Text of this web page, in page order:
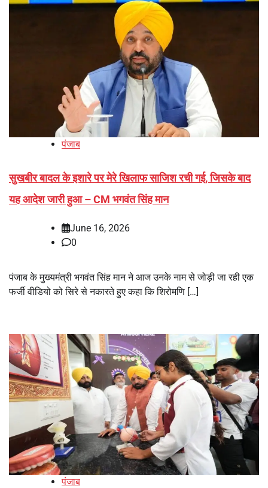
पंजाब
सुखबीर बादल के इशारे पर मेरे खिलाफ साजिश रची गई, जिसके बाद
यह आदेश जारी हुआ – CM भगवंत सिंह मान
June 16, 2026
0
पंजाब के मुख्यमंत्री भगवंत सिंह मान ने आज उनके नाम से जोड़ी जा रही एक
फर्जी वीडियो को सिरे से नकारते हुए कहा कि शिरोमणि […]
पंजाब